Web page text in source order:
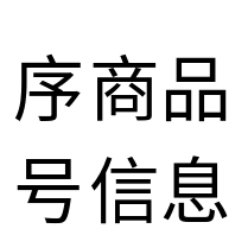
序
号
商品
信息